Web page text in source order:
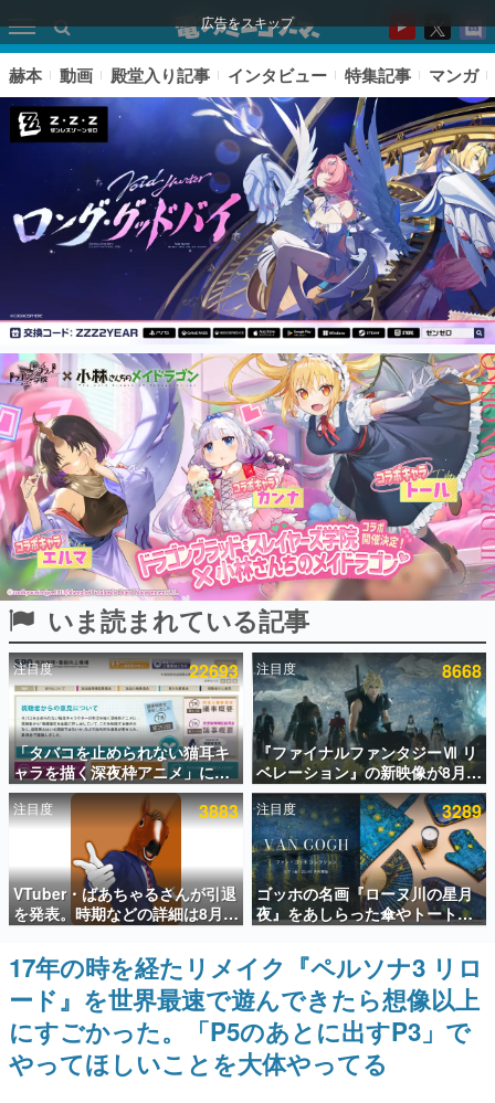
広告をスキップ
ピックアップ
電ファミのいま読まれている記事ランキング
アプリセール情報
インタビュー
連載・特集一覧
殿堂入り記事
SNS拡散数が数千以上！ ページビュー数万以上！ などな
ど。多くの人々に読まれた、電ファミ渾身の“殿堂入り”記
事をまとめました。
ゲームの企画書
名作ゲームクリエイターの方々に製作時のエピソードをお
聞きし、ヒットする企画（ゲーム）とは何か？を探ってい
きます。
赫本
この物語を解いてはいけない。『赫本』は、〈試験問題〉
の形をした短編ホラー小説集です。
新世代に訊く
これからのデジタルゲーム市場を担う若きクリエイター達
の姿を追い、彼らのルーツと情熱を探っていきます。
ゲーム世代の作家たち
ゲームに多大な影響を受けた作家さんに取材し、ゲームが
日本のコンテンツ産業やカルチャーに与えた影響を探る企
画です。
日本モバイルゲーム産業史
日本のモバイルゲーム史における主要なトピック・タイト
赫本 動画 殿堂入り記事 インタビュー 特集記事 マンガ
いま読まれている記事
注目度 22693
「タバコを止められない猫耳キ
ャラを描く深夜枠アニメ」に視
聴者の一部から批判意見。違法
薬物の使用と思しき描写も含め
て、BPOが議論を交わす
注目度 8668
『ファイナルファンタジーⅦ リ
ベレーション』の新映像が8月
26日早朝に公開へ。『FF7』リ
メイクシリーズの完結編、
「gamescom」のオープニング
ナイトライブにてディレクター
の浜口直樹氏が登壇する予定
注目度 3883
VTuber・ばあちゃるさんが引退
を発表。時期などの詳細は8月9
日15時からの配信で説明
注目度 3289
ゴッホの名画『ローヌ川の星月
夜』をあしらった傘やトートバ
ッグなどが登場。8月7日21時よ
り2日間限定で予約販売
17年の時を経たリメイク『ペルソナ3 リロ
ード』を世界最速で遊んできたら想像以上
にすごかった。「P5のあとに出すP3」で
やってほしいことを大体やってる